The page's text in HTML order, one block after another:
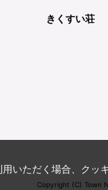
きくすい荘
Copyright (C) Town
いただく場合、クッ